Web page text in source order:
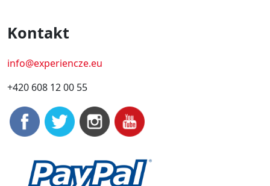
Kontakt
info@experiencze.eu
+420 608 12 00 55